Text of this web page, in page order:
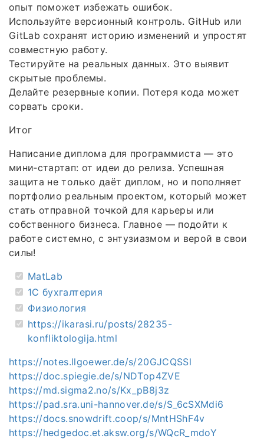
опыт поможет избежать ошибок.
Используйте версионный контроль. GitHub или
GitLab сохранят историю изменений и упростят
совместную работу.
Тестируйте на реальных данных. Это выявит
скрытые проблемы.
Делайте резервные копии. Потеря кода может
сорвать сроки.
Итог
Написание диплома для программиста — это
мини‑стартап: от идеи до релиза. Успешная
защита не только даёт диплом, но и пополняет
портфолио реальным проектом, который может
стать отправной точкой для карьеры или
собственного бизнеса. Главное — подойти к
работе системно, с энтузиазмом и верой в свои
силы!
MatLab
1C бухгалтерия
Физиология
https://ikarasi.ru/posts/28235-
konfliktologija.html
https://notes.llgoewer.de/s/20GJCQSSl
https://doc.spiegie.de/s/NDTop4ZVE
https://md.sigma2.no/s/Kx_pB8j3z
https://pad.sra.uni-hannover.de/s/S_6cSXMdi6
https://docs.snowdrift.coop/s/MntHShF4v
https://hedgedoc.et.aksw.org/s/WQcR_mdoY